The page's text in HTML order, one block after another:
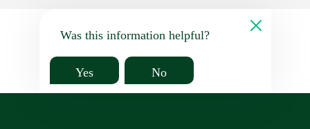
Was this information helpful?
Yes No